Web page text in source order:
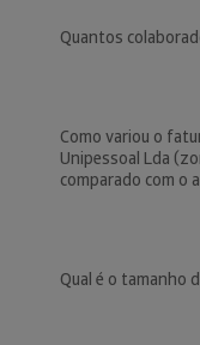
Quantos
Como variou o
Unipessoal Lda
comparado com o
Qual é o tamanho